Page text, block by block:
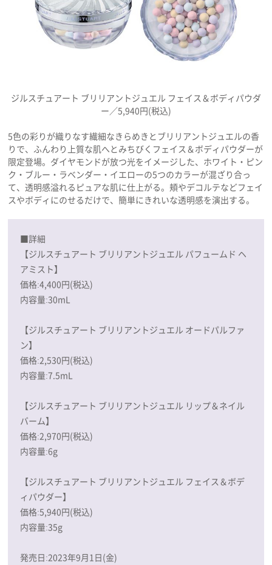
ジルスチュアート ブリリアントジュエル フェイス＆ボディパウダ
ー／5,940円(税込)
5色の彩りが織りなす繊細なきらめきとブリリアントジュエルの香
りで、ふんわり上質な肌へとみちびくフェイス＆ボディパウダーが
限定登場。ダイヤモンドが放つ光をイメージした、ホワイト・ピン
ク・ブルー・ラベンダー・イエローの5つのカラーが混ざり合っ
て、透明感溢れるピュアな肌に仕上がる。頬やデコルテなどフェイ
スやボディにのせるだけで、簡単にきれいな透明感を演出する。
■詳細
【ジルスチュアート ブリリアントジュエル パフュームド ヘ
アミスト】
価格:4,400円(税込)
内容量:30mL
【ジルスチュアート ブリリアントジュエル オードパルファ
ン】
価格:2,530円(税込)
内容量:7.5mL
【ジルスチュアート ブリリアントジュエル リップ＆ネイル
バーム】
価格:2,970円(税込)
内容量:6g
【ジルスチュアート ブリリアントジュエル フェイス＆ボデ
ィパウダー】
価格:5,940円(税込)
内容量:35g
発売日:2023年9月1日(金)